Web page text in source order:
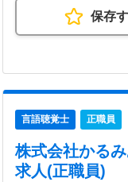
保存
言語聴覚士 正職員
株式会社かる
求人(正職員)